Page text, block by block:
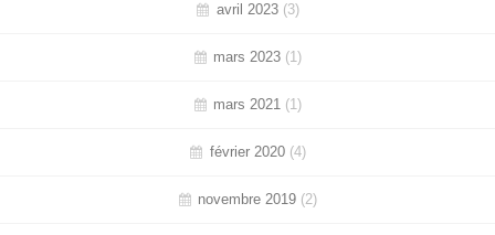
avril 2023(3)
mars 2023 (1)
mars 2021 (1)
février 2020(4)
novembre 2019 (2)